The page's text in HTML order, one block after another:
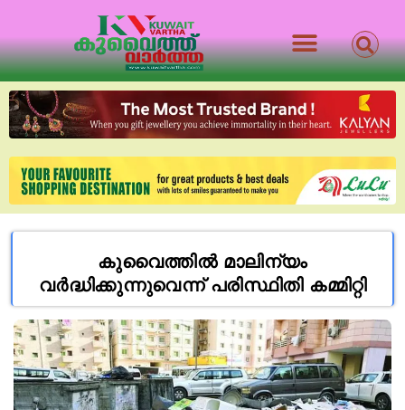
കുവൈത്തിൽ മാലിന്യം
വർദ്ധിക്കുന്നുവെന്ന് പരിസ്ഥിതി കമ്മിറ്റി